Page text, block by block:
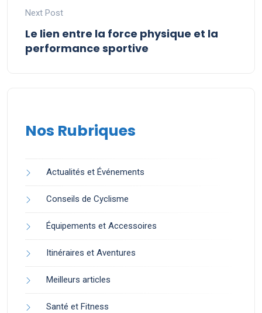
Next Post
Le lien entre la force physique et la
performance sportive
Nos Rubriques
Actualités et Événements
Conseils de Cyclisme
Équipements et Accessoires
Itinéraires et Aventures
Meilleurs articles
Santé et Fitness